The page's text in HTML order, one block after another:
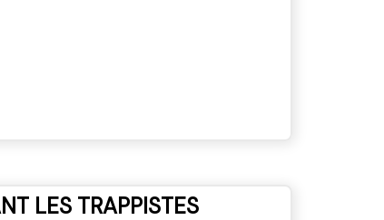
LES TRAPPISTES